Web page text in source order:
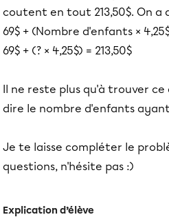
coutent en tout 213,50$. On a
69$ + (Nombre d'enfants ×
69$ + (? × 4,25$) = 213,50$
Il ne reste plus qu'à trouver
dire le nombre d'enfants
Je te laisse compléter le
questions, n'hésite pas :)
Explication d’élève